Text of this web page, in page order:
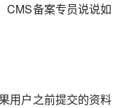
CMS备案专员说说如
用户之前提交的资料